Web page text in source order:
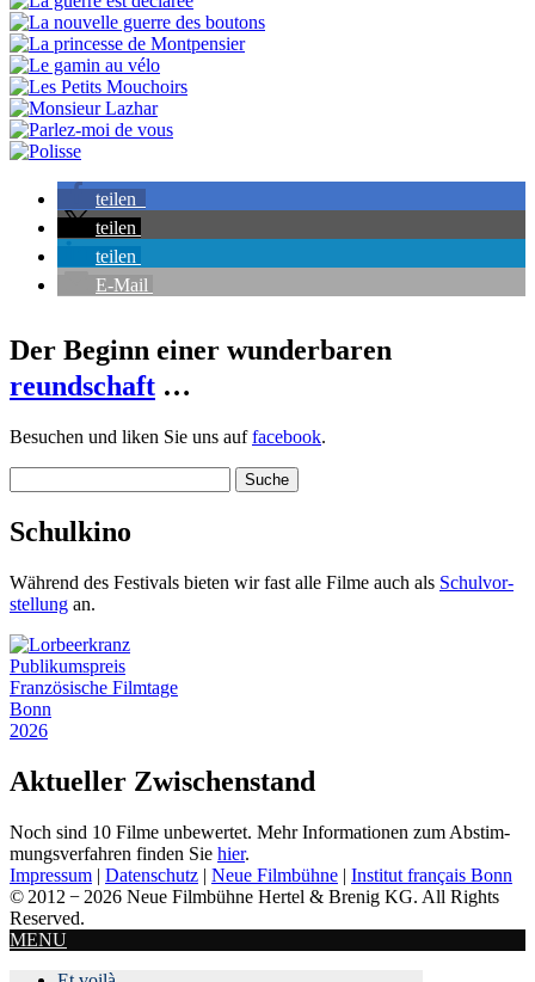
teilen
teilen
teilen
E-Mail
Der Beginn einer wunderbaren
reundschaft …
Besuchen und liken Sie uns auffacebook.
nach:
Schulkino
Während des Festivals bieten wir fast alle Filme auch als Schul­vor­
stellung an.
Publikumspreis
Französische Filmtage
Bonn
2026
Aktueller Zwischenstand
Noch sind 10 Filme unbewertet. Mehr Informationen zum Ab­stim­
mungs­ver­fah­ren finden Sie hier.
Impressum | Datenschutz | Neue Filmbühne | Institut français Bonn
© 2012 − 2026 Neue Filmbühne Hertel & Brenig KG. All Rights
Reserved.
MENU